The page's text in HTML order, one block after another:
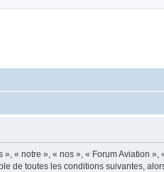
« notre », « nos », « Forum Aviation
de toutes les conditions suivantes,